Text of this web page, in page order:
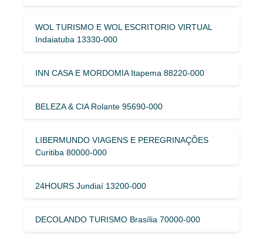
WOL TURISMO E WOL ESCRITORIO VIRTUAL
Indaiatuba 13330-000
INN CASA E MORDOMIA Itapema 88220-000
BELEZA & CIA Rolante 95690-000
LIBERMUNDO VIAGENS E PEREGRINAÇÕES
Curitiba 80000-000
24HOURS Jundiaí 13200-000
DECOLANDO TURISMO Brasília 70000-000